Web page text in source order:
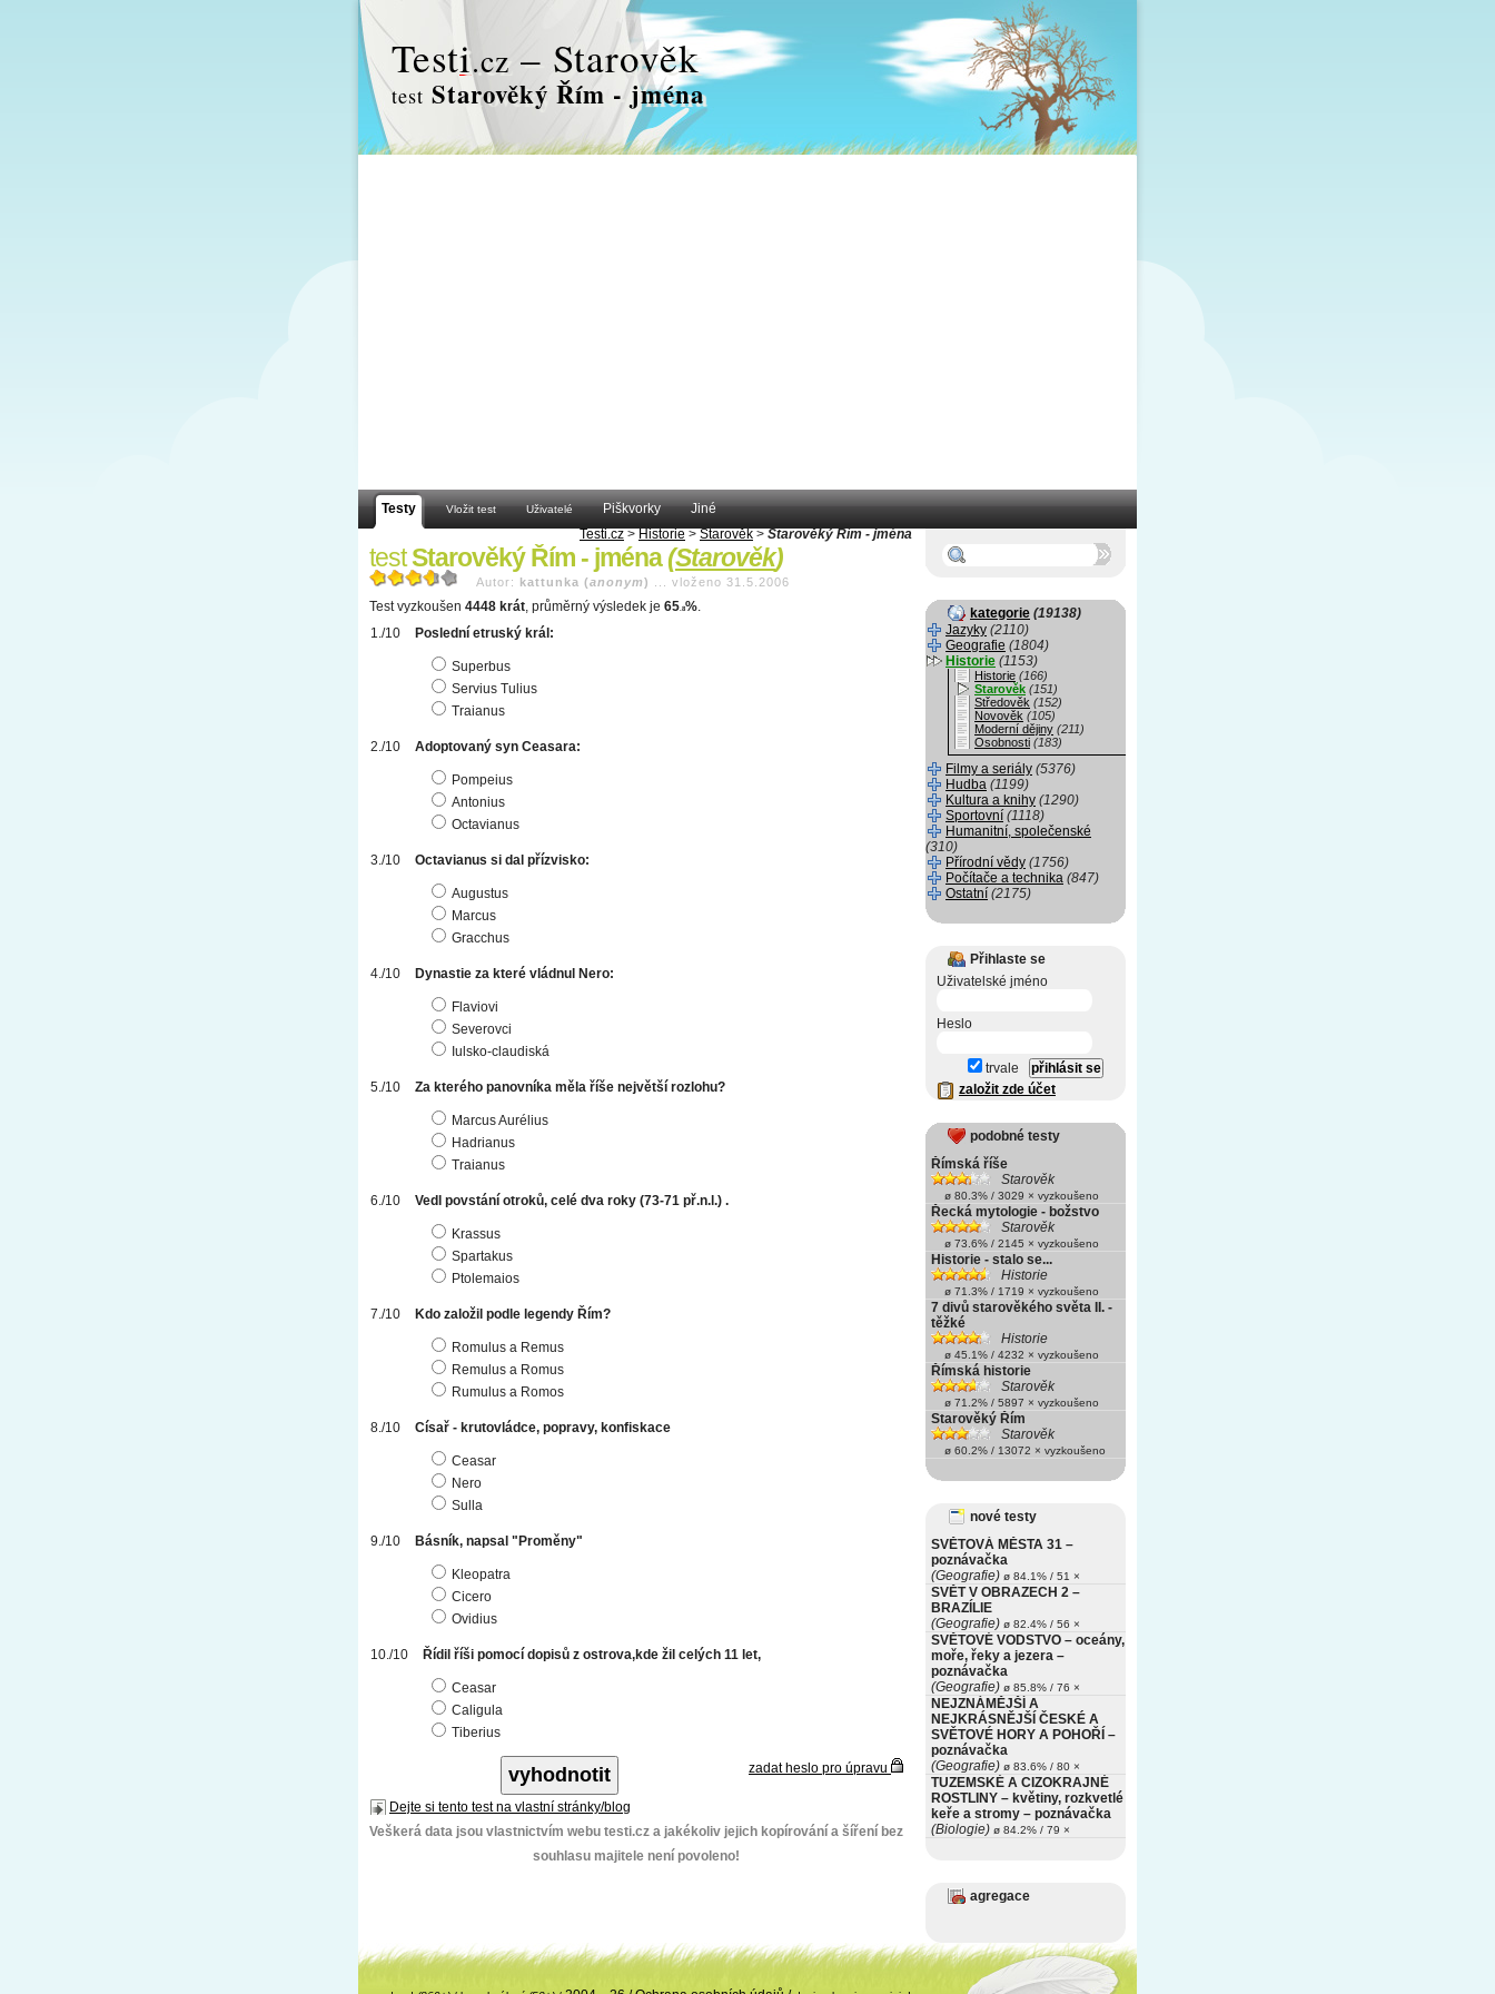
Testi.cz – Starověk
test Starověký Řím - jména
Testy Vložit test Uživatelé Piškvorky
Jiné
Testi.cz > Historie > Starověk > Starověký Řím - jména
testStarověký Řím - jména(Starověk)
Autor: kattunka (anonym) vloženo 31.5.2006
Test vyzkoušen 4448 krát, průměrný výsledek je 65 .8%.
Poslední etruský král:
Superbus
Servius Tulius
Traianus
Adoptovaný syn Ceasara:
Pompeius
Antonius
Octavianus
Octavianus si dal přízvisko:
Augustus
Marcus
Gracchus
Dynastie za které vládnul Nero:
Flaviovi
Severovci
Iulsko-claudiská
Za kterého panovníka měla říše největší rozlohu?
Marcus Aurélius
Hadrianus
Traianus
Vedl povstání otroků, celé dva roky (73-71 př.n.l.) .
Krassus
Spartakus
Ptolemaios
Kdo založil podle legendy Řím?
Romulus a Remus
Remulus a Romus
Rumulus a Romos
Císař - krutovládce, popravy, konfiskace
Ceasar
Nero
Sulla
Básník, napsal "Proměny"
Kleopatra
Cicero
Ovidius
Řídil říši pomocí dopisů z ostrova,kde žil celých 11 let,
Ceasar
Caligula
Tiberius
zadat heslo pro úpravu
Dejte si tento test na vlastní stránky/blog
Veškerá data jsou vlastnictvím webu testi.cz a jakékoliv jejich kopírování a šíření bez
souhlasu majitele není povoleno!
kategorie (19138)
Jazyky (2110)
Geografie (1804)
Historie (1153)
Historie (166)
Starověk (151)
Středověk (152)
Novověk (105)
Moderní dějiny (211)
Osobnosti (183)
Filmy a seriály (5376)
Hudba (1199)
Kultura a knihy (1290)
Sportovní (1118)
Humanitní, společenské
(310)
Přírodní vědy (1756)
Počítače a technika (847)
Ostatní (2175)
Přihlaste se
Uživatelské jméno
Heslo
trvale
založit zde účet
podobné testy
Římská říše
Starověk
ø 80.3% / 3029 × vyzkoušeno
Řecká mytologie - božstvo
Starověk
ø 73.6% / 2145 × vyzkoušeno
Historie - stalo se...
Historie
ø 71.3% / 1719 × vyzkoušeno
7 divů starověkého světa II. -
těžké
Historie
ø 45.1% / 4232 × vyzkoušeno
Římská historie
Starověk
ø 71.2% / 5897 × vyzkoušeno
Starověký Řím
Starověk
ø 60.2% / 13072 × vyzkoušeno
nové testy
SVĚTOVÁ MĚSTA 31 –
poznávačka
(Geografie) ø 84.1% / 51 ×
SVĚT V OBRAZECH 2 –
BRAZÍLIE
(Geografie) ø 82.4% / 56 ×
SVĚTOVÉ VODSTVO – oceány,
moře, řeky a jezera –
poznávačka
(Geografie) ø 85.8% / 76 ×
NEJZNÁMĚJŠÍ A
NEJKRÁSNĚJŠÍ ČESKÉ A
SVĚTOVÉ HORY A POHOŘÍ –
poznávačka
(Geografie) ø 83.6% / 80 ×
TUZEMSKÉ A CIZOKRAJNÉ
ROSTLINY – květiny, rozkvetlé
keře a stromy – poznávačka
(Biologie) ø 84.2% / 79 ×
agregace